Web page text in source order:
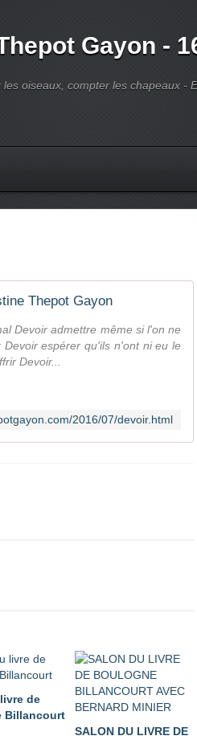
Gayon -
oiseaux, compter les chapeaux -
Thepot Gayon
Devoir admettre même si l'on ne
espérer qu'ils n'ont ni eu le
Devoir...
2016/07/devoir.html
de
Billancourt
SALON DU LIVRE DE